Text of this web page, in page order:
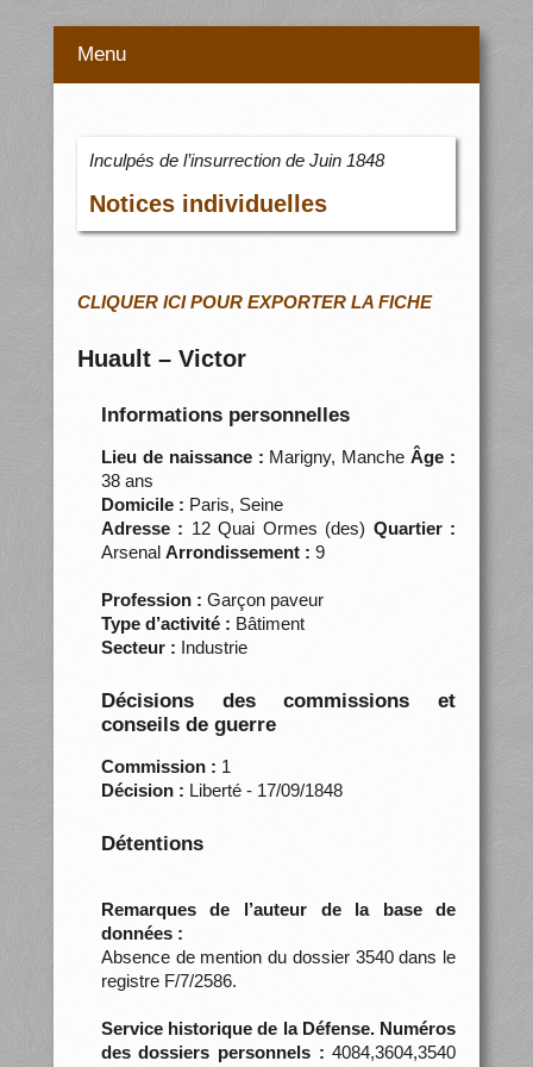
Menu
Inculpés de l’insurrection de Juin 1848
Notices individuelles
CLIQUER ICI POUR EXPORTER LA FICHE
Huault – Victor
Informations personnelles
Lieu de naissance : Marigny, Manche Âge :
38 ans
Domicile : Paris, Seine
Adresse : 12 Quai Ormes (des) Quartier :
Arsenal Arrondissement : 9
Profession : Garçon paveur
Type d’activité : Bâtiment
Secteur : Industrie
Décisions des commissions et
conseils de guerre
Commission : 1
Décision : Liberté - 17/09/1848
Détentions
Remarques de l’auteur de la base de
données :
Absence de mention du dossier 3540 dans le
registre F/7/2586.
Service historique de la Défense. Numéros
des dossiers personnels :4084,3604,3540